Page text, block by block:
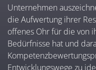
Unternehmen
die Aufwertung ihrer
offenes Ohr für die von
Bedürfnisse hat und
Entwicklungswege zu